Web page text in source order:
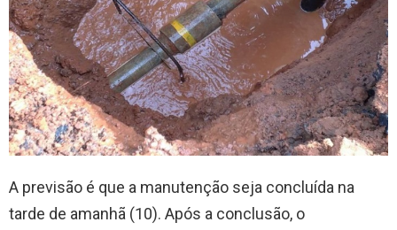
A previsão é que a manutenção seja concluída na
tarde de amanhã (10). Após a conclusão, o